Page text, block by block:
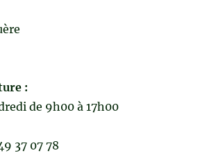
:
de 9h00 à 17h00
37 07 78